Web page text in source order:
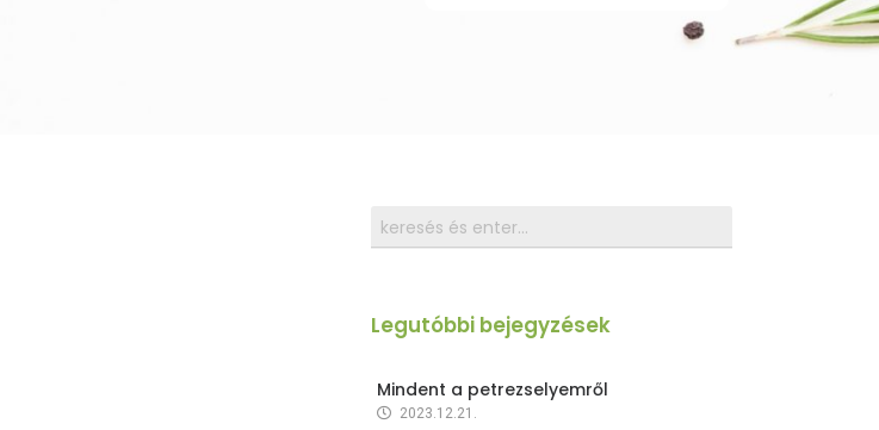
Legutóbbi bejegyzések
Mindent a petrezselyemről
2023.12.21.